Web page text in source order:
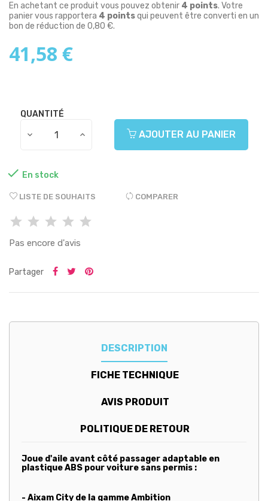
En achetant ce produit vous pouvez obtenir 4 points. Votre
panier vous rapportera 4 pointsqui peuvent être converti en un
bon de réduction de 0,80 €.
41,58 €
QUANTITÉ
AJOUTER AU PANIER
 En stock
LISTE DE SOUHAITS COMPARER
Pas encore d'avis
Partager
DESCRIPTION
FICHE TECHNIQUE
AVIS PRODUIT
POLITIQUE DE RETOUR
Joue d'aile avant côté passager adaptable en
plastique ABS pour voiture sans permis :
- Aixam City de la gamme Ambition